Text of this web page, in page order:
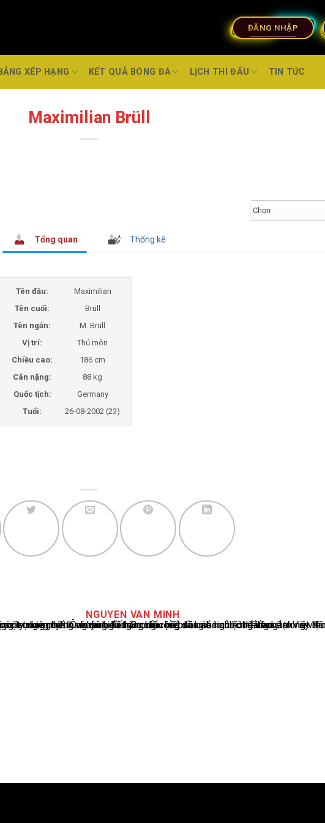
ĐĂNG NHẬP
BẢNG XẾP HẠNG KẾT QUẢ BÓNG ĐÁ LỊCH THI ĐẤU TIN TỨC
Maximilian Brüll
Chọn
Tổng quan Thống kê
Tên đầu:
Maximilian
Tên cuối:
Brüll
Tên ngắn:
M. Brüll
Vị trí:
Thủ môn
Chiều cao:
186 cm
Cân nặng:
88 kg
Quốc tịch:
Germany
Tuổi:
26-08-2002 (23)
NGUYEN VAN MINH
là một trong những chuyên gia hàng đầu về báo cáo tin tức thể thao tại Việt Nam, với hơn 10 năm hoạt động trong ngành. Ông có kiến thức sâu rộng và kinh nghiệm đáng kể trong việc phân tích và báo cáo về các sự kiện thể thao hàng đầu. Sự hiểu biết sâu sắc của ông về ngành này đã giúp ông xây dựng uy tín và danh tiếng trong cộng đồng báo chí thể thao.